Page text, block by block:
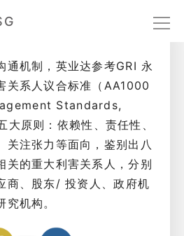
营
系人经营
通机制，英业达参考GRI 永
关系人议合标准（AA1000
Standards,
原则：依赖性、责任性、
关注张力等面向，鉴别出八
关的重大利害关系人，分别
商、股东/ 投资人、政府机
机构。